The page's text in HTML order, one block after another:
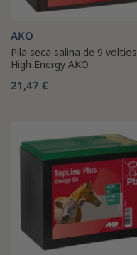
AKO
Pila seca salina de 9 voltios
High Energy AKO
21,47 €